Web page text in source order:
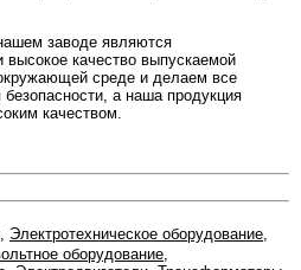
заводе являются
высокое качество выпускаемой
среде и делаем все
а наша продукция
качеством.
, Электротехническое оборудование,
оборудование,